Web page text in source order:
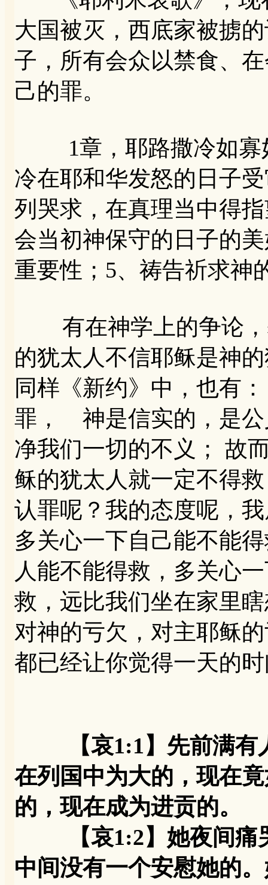
大国被灭，西底家被掳
子，所有会众以禁食、
己的罪。
1章，耶路撒冷如寡
冷在耶和华发怒的日子
列哭求，在真理当中得
会当初神保守的日子的
重要性；5、祷告祈求神
有在神学上的争论，
的犹太人不信耶稣是神
同样《新约》中，也有
罪， 神是信实的，是公
净我们一切的不义； 故
稣的犹太人就一定不得
认罪呢？我的态度呢，
多关心一下自己能不能
人能不能得救，多关心
救，远比我们坐在家里
对神的亏欠，对主耶稣
都已经让你觉得一天的
【哀1:1】先前满
在列国中为大的，现在
的，现在成为进贡的。
【哀1:2】她夜间痛哭
中间没有一个安慰她的